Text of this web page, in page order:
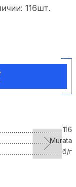
116шт.
116
Murata
б/г